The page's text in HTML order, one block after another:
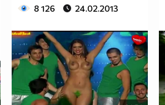
8 126 24.02.2013